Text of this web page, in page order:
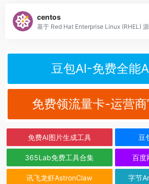
centos
豆包AI-免费全能
免费领流量卡-运营
免费AI图片生成工具 豆
365Lab免费工具合集 百度
讯飞龙虾AstronClaw 字节